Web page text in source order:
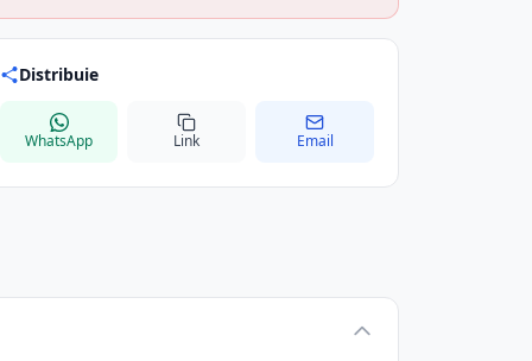
Distribuie
WhatsApp Link Email